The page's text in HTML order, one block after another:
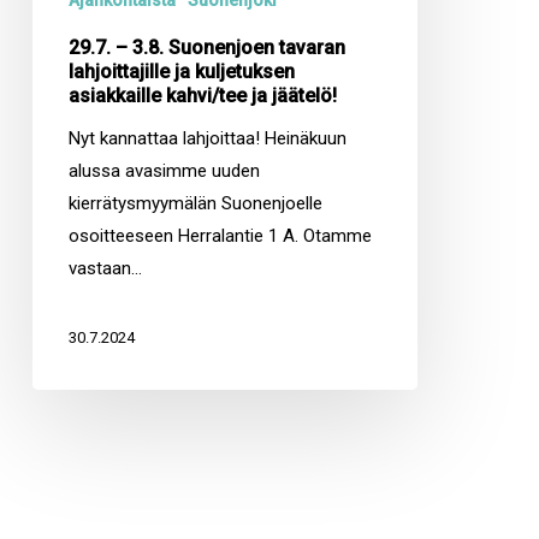
29.7. – 3.8. Suonenjoen tavaran
lahjoittajille ja kuljetuksen
asiakkaille kahvi/tee ja jäätelö!
Nyt kannattaa lahjoittaa! Heinäkuun
alussa avasimme uuden
kierrätysmyymälän Suonenjoelle
osoitteeseen Herralantie 1 A. Otamme
vastaan…
30.7.2024